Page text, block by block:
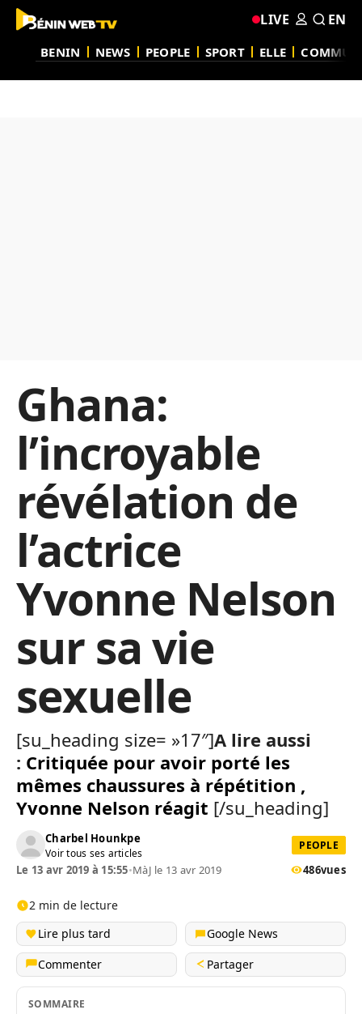
BENIN NEWS PEOPLE SPORT ELLE
LIVE EN
Ghana:
l’incroyable
révélation de
l’actrice
Yvonne Nelson
sur sa vie
sexuelle
[su_heading size= »17″]A lire aussi
: Critiquée pour avoir porté les
mêmes chaussures à répétition ,
Yvonne Nelson réagit [/su_heading]
Charbel Hounkpe
Voir tous ses articles
PEOPLE
Le 13 avr 2019 à 15:55•MàJ le 13 avr 2019 486vues
2 min de lecture
Lire plus tard
Google News
Commenter
Partager
SOMMAIRE